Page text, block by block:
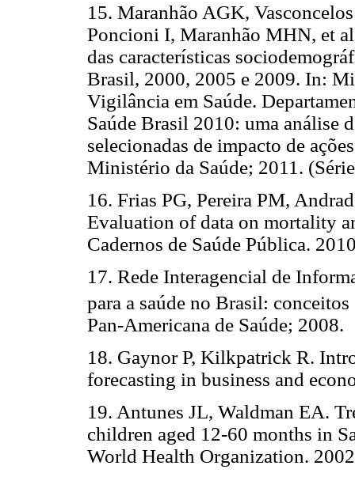
15. Maranhão AGK,
Poncioni I, Maranhão MHN, et
das características
Brasil, 2000, 2005 e 2009. In:
Vigilância em Saúde.
Saúde Brasil 2010: uma análise
selecionadas de impacto de
Ministério da Saúde; 2011.
16. Frias PG, Pereira PM,
Evaluation of data on mortality
Cadernos de Saúde Pública.
17. Rede Interagencial de
para a saúde no Brasil: conceitos
Pan-Americana de Saúde; 2008.
18. Gaynor P, Kilkpatrick R.
forecasting in business and
19. Antunes JL, Waldman EA.
children aged 12-60 months in
World Health Organization.